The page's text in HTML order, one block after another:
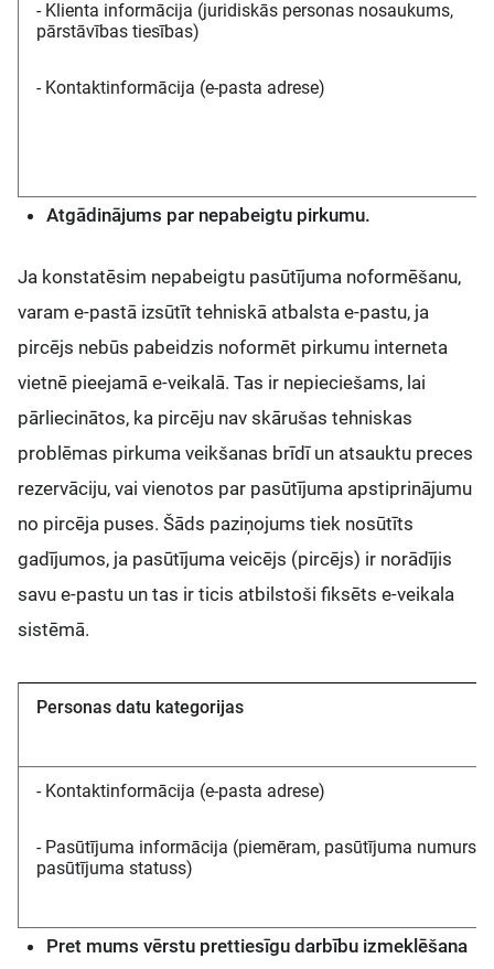
- Klienta informācija (juridiskās personas nosaukums,
pārstāvības tiesības)
- Kontaktinformācija (e-pasta adrese)
Atgādinājums par nepabeigtu pirkumu.
Ja konstatēsim nepabeigtu pasūtījuma noformēšanu,
varam e-pastā izsūtīt tehniskā atbalsta e-pastu, ja
pircējs nebūs pabeidzis noformēt pirkumu interneta
vietnē pieejamā e-veikalā. Tas ir nepieciešams, lai
pārliecinātos, ka pircēju nav skārušas tehniskas
problēmas pirkuma veikšanas brīdī un atsauktu preces
rezervāciju, vai vienotos par pasūtījuma apstiprinājumu
no pircēja puses. Šāds paziņojums tiek nosūtīts
gadījumos, ja pasūtījuma veicējs (pircējs) ir norādījis
savu e-pastu un tas ir ticis atbilstoši fiksēts e-veikala
sistēmā.
Personas datu kategorijas
- Kontaktinformācija (e-pasta adrese)
- Pasūtījuma informācija (piemēram, pasūtījuma numurs,
pasūtījuma statuss)
Pret mums vērstu prettiesīgu darbību izmeklēšana